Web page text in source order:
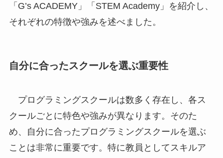
「G’s ACADEMY」「STEM Academy」を紹介し、
それぞれの特徴や強みを述べました。
自分に合ったスクールを選ぶ重要性
プログラミングスクールは数多く存在し、各ス
クールごとに特色や強みが異なります。そのた
め、自分に合ったプログラミングスクールを選ぶ
ことは非常に重要です。特に教員としてスキルア